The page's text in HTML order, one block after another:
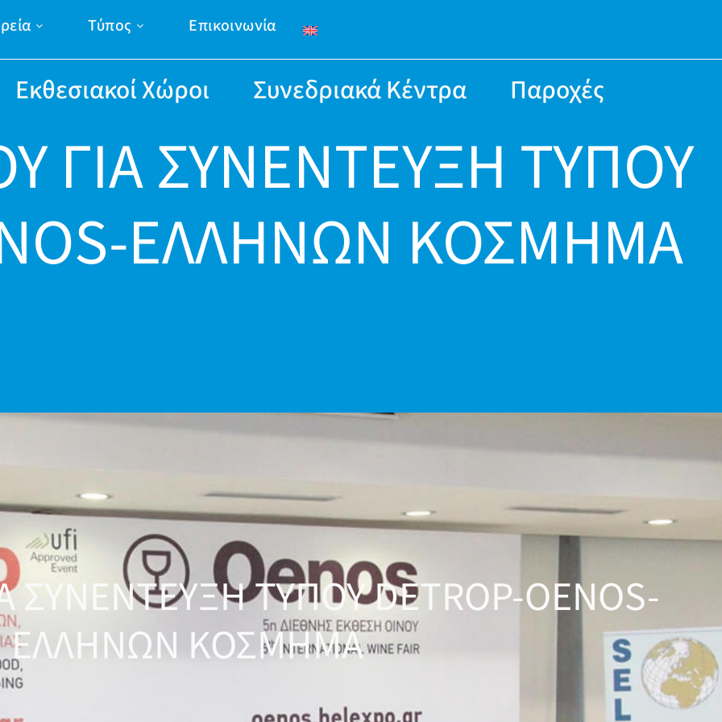
Τύπος Επικοινωνία
Εκθεσιακοί Χώροι Συνεδριακά Κέντρα Παροχές
ΓΙΑ ΣΥΝΕΝΤΕΥΞΗ ΤΥΠΟΥ
ΕΛΛΗΝΩΝ ΚΟΣΜΗΜΑ
ΣΥΝΕΝΤΕΥΞΗ ΤΥΠΟΥ DETROP-OENOS-
ΕΛΛΗΝΩΝ ΚΟΣΜΗΜΑ